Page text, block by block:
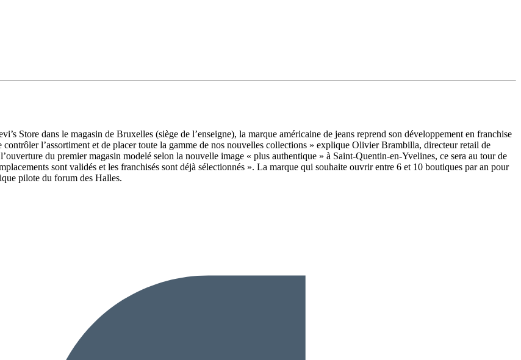
Store dans le magasin de Bruxelles (siège de l’enseigne), la marque américaine de jeans reprend son développement en franchise
l’assortiment et de placer toute la gamme de nos nouvelles collections » explique Olivier Brambilla, directeur retail de
du premier magasin modelé selon la nouvelle image « plus authentique » à Saint-Quentin-en-Yvelines, ce sera au tour de
sont validés et les franchisés sont déjà sélectionnés ». La marque qui souhaite ouvrir entre 6 et 10 boutiques par an pour
pilote du forum des Halles.